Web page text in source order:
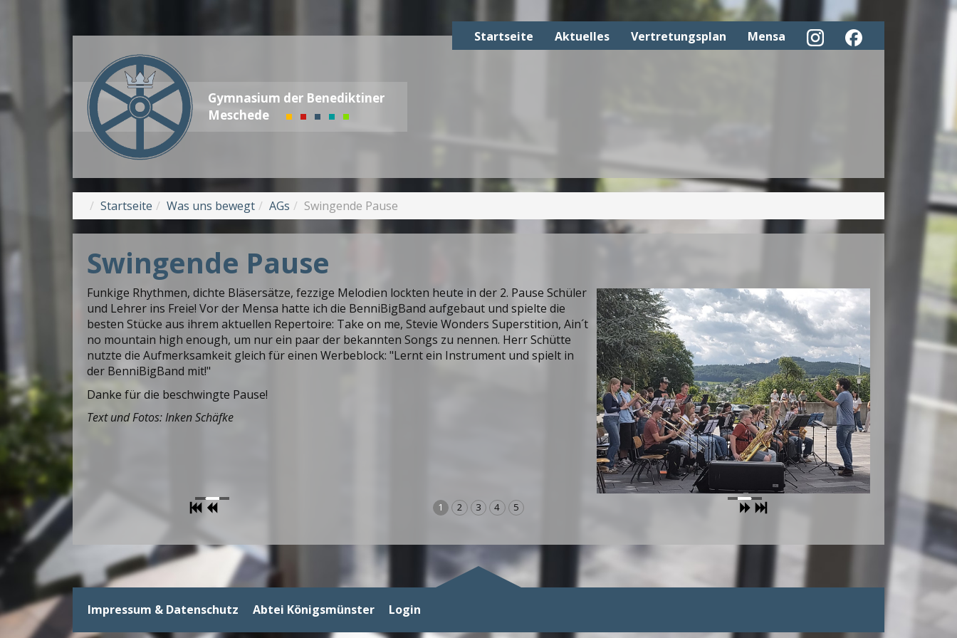
Startseite Aktuelles Vertretungsplan Mensa
Gymnasium der Benediktiner
Meschede
Startseite Was uns bewegt AGs Swingende Pause
Swingende Pause
Funkige Rhythmen, dichte Bläsersätze, fezzige Melodien lockten heute in der 2. Pause Schüler
und Lehrer ins Freie! Vor der Mensa hatte ich die BenniBigBand aufgebaut und spielte die
besten Stücke aus ihrem aktuellen Repertoire: Take on me, Stevie Wonders Superstition, Ain´t
no mountain high enough, um nur ein paar der bekannten Songs zu nennen. Herr Schütte
nutzte die Aufmerksamkeit gleich für einen Werbeblock: "Lernt ein Instrument und spielt in
der BenniBigBand mit!"
Danke für die beschwingte Pause!
Text und Fotos: Inken Schäfke
1 2 3 4 5
Impressum & Datenschutz Abtei Königsmünster Login